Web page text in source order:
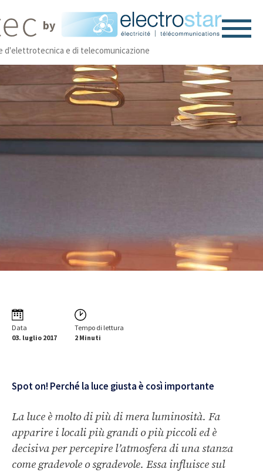
by
d'elettrotecnica e di telecomunicazione
Data
03. luglio 2017
Tempo di lettura
2 Minuti
Spot on! Perché la luce giusta è così importante
La luce è molto di più di mera luminosità. Fa
apparire i locali più grandi o più piccoli ed è
decisiva per percepire l’atmosfera di una stanza
come gradevole o sgradevole. Essa influisce sul